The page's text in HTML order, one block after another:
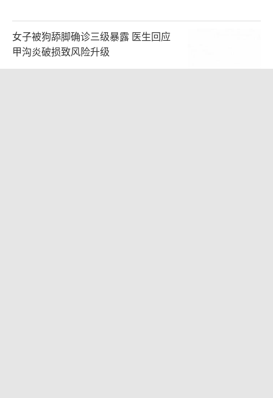
女子被狗舔脚确诊三级暴露 医生回应
甲沟炎破损致风险升级
2026-08-08 08:17:06